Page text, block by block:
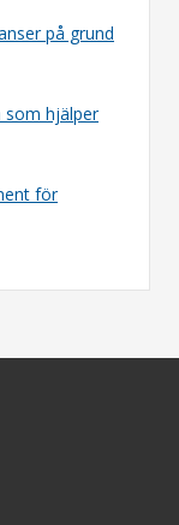
på grund
som hjälper
för